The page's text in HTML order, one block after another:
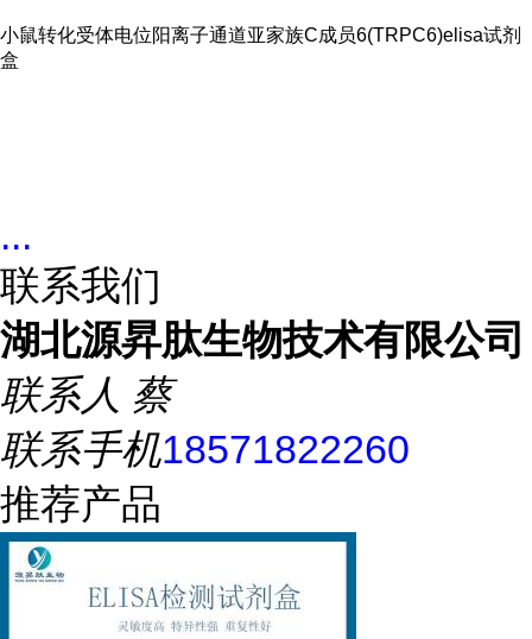
小鼠转化受体电位阳离子通道亚家族C成员6(TRPC6)elisa试剂
盒
...
联系我们
湖北源昇肽生物技术有限公司
联系人 蔡
联系手机18571822260
推荐产品